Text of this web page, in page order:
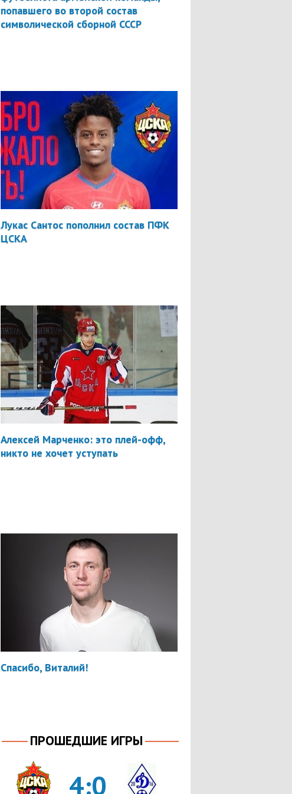
попавшего во второй состав
символической сборной СССР
Лукас Сантос пополнил состав ПФК
ЦСКА
Алексей Марченко: это плей-офф,
никто не хочет уступать
Спасибо, Виталий!
ПРОШЕДШИЕ ИГРЫ
4:0